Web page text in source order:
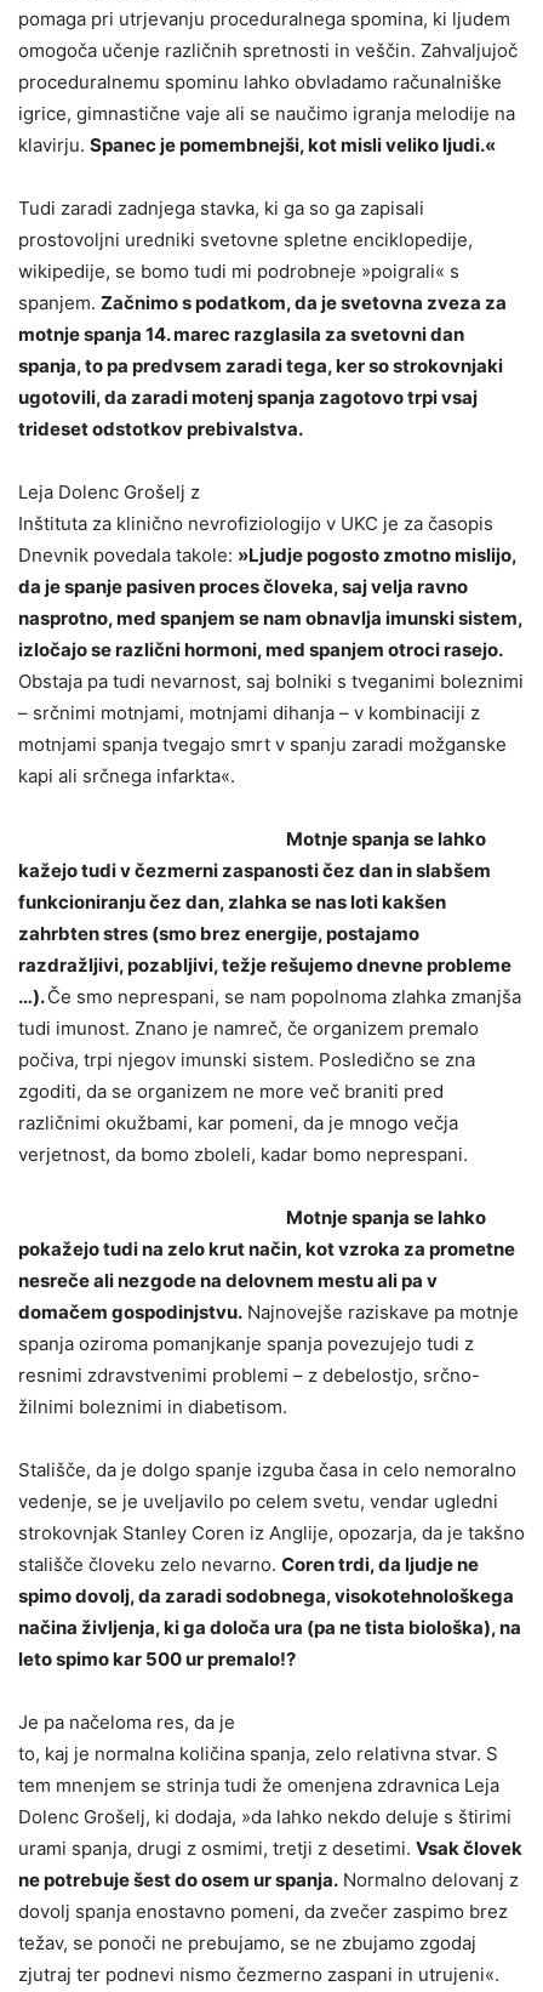
pomaga pri utrjevanju proceduralnega spomina, ki ljudem
omogoča učenje različnih spretnosti in veščin. Zahvaljujoč
proceduralnemu spominu lahko obvladamo računalniške
igrice, gimnastične vaje ali se naučimo igranja melodije na
klavirju. Spanec je pomembnejši, kot misli veliko ljudi.«
Tudi zaradi zadnjega stavka, ki ga so ga zapisali
prostovoljni uredniki svetovne spletne enciklopedije,
wikipedije, se bomo tudi mi podrobneje »poigrali« s
spanjem. Začnimo s podatkom, da je svetovna zveza za
motnje spanja 14. marec razglasila za svetovni dan
spanja, to pa predvsem zaradi tega, ker so strokovnjaki
ugotovili, da zaradi motenj spanja zagotovo trpi vsaj
trideset odstotkov prebivalstva.
Leja Dolenc Grošelj z
Inštituta za klinično nevrofiziologijo v UKC je za časopis
Dnevnik povedala takole: »Ljudje pogosto zmotno mislijo,
da je spanje pasiven proces človeka, saj velja ravno
nasprotno, med spanjem se nam obnavlja imunski sistem,
izločajo se različni hormoni, med spanjem otroci rasejo.
Obstaja pa tudi nevarnost, saj bolniki s tveganimi boleznimi
– srčnimi motnjami, motnjami dihanja – v kombinaciji z
motnjami spanja tvegajo smrt v spanju zaradi možganske
kapi ali srčnega infarkta«.
Motnje spanja se lahko
kažejo tudi v čezmerni zaspanosti čez dan in slabšem
funkcioniranju čez dan, zlahka se nas loti kakšen
zahrbten stres (smo brez energije, postajamo
razdražljivi, pozabljivi, težje rešujemo dnevne probleme
…).Če smo neprespani, se nam popolnoma zlahka zmanjša
tudi imunost. Znano je namreč, če organizem premalo
počiva, trpi njegov imunski sistem. Posledično se zna
zgoditi, da se organizem ne more več braniti pred
različnimi okužbami, kar pomeni, da je mnogo večja
verjetnost, da bomo zboleli, kadar bomo neprespani.
Motnje spanja se lahko
pokažejo tudi na zelo krut način, kot vzroka za prometne
nesreče ali nezgode na delovnem mestu ali pa v
domačem gospodinjstvu. Najnovejše raziskave pa motnje
spanja oziroma pomanjkanje spanja povezujejo tudi z
resnimi zdravstvenimi problemi – z debelostjo, srčno-
žilnimi boleznimi in diabetisom.
Stališče, da je dolgo spanje izguba časa in celo nemoralno
vedenje, se je uveljavilo po celem svetu, vendar ugledni
strokovnjak Stanley Coren iz Anglije, opozarja, da je takšno
stališče človeku zelo nevarno. Coren trdi, da ljudje ne
spimo dovolj, da zaradi sodobnega, visokotehnološkega
načina življenja, ki ga določa ura (pa ne tista biološka), na
leto spimo kar 500 ur premalo!?
Je pa načeloma res, da je
to, kaj je normalna količina spanja, zelo relativna stvar. S
tem mnenjem se strinja tudi že omenjena zdravnica Leja
Dolenc Grošelj, ki dodaja, »da lahko nekdo deluje s štirimi
urami spanja, drugi z osmimi, tretji z desetimi. Vsak človek
ne potrebuje šest do osem ur spanja. Normalno delovanj z
dovolj spanja enostavno pomeni, da zvečer zaspimo brez
težav, se ponoči ne prebujamo, se ne zbujamo zgodaj
zjutraj ter podnevi nismo čezmerno zaspani in utrujeni«.